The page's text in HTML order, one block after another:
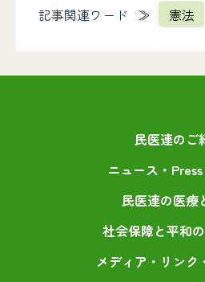
記事関連ワード 憲法
民医連のご
ニュース・
民医連の医療
社会保障と平和
メディア・リンク